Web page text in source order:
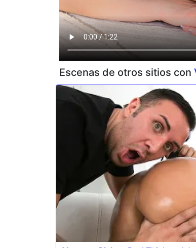
Escenas de otros sitios con